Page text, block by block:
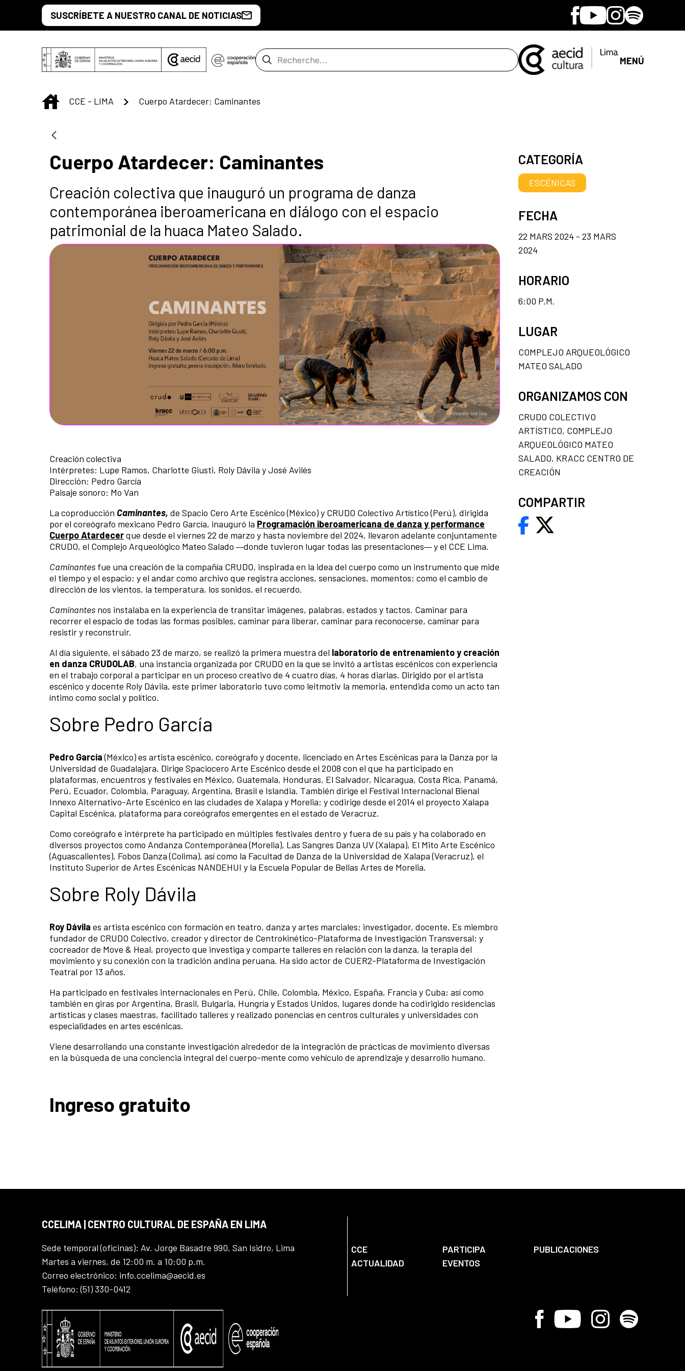
Saut au contenu principal
SUSCRÍBETE A NUESTRO CANAL DE NOTICIAS Facebook
YoutubeInstagram
Spotify
Barre de recherche MENÚ
INICIO
CCE - LIMA Cuerpo Atardecer: Caminantes
Cuerpo Atardecer: Caminantes
Creación colectiva que inauguró un programa de danza
contemporánea iberoamericana en diálogo con el espacio
patrimonial de la huaca Mateo Salado.
Creación colectiva
Intérpretes: Lupe Ramos, Charlotte Giusti, Roly Dávila y José Avilés
Dirección: Pedro García
Paisaje sonoro: Mo Van
La coproducción Caminantes, de Spacio Cero Arte Escénico (México) y CRUDO Colectivo Artístico (Perú), dirigida
por el coreógrafo mexicano Pedro García, inauguró la Programación iberoamericana de danza y performance
Cuerpo Atardecerque desde el viernes 22 de marzo y hasta noviembre del 2024, llevaron adelante conjuntamente
CRUDO, el Complejo Arqueológico Mateo Salado —donde tuvieron lugar todas las presentaciones— y el CCE Lima.
Caminantes fue una creación de la compañía CRUDO, inspirada en la idea del cuerpo como un instrumento que mide
el tiempo y el espacio; y el andar como archivo que registra acciones, sensaciones, momentos; como el cambio de
dirección de los vientos, la temperatura, los sonidos, el recuerdo.
Caminantes nos instalaba en la experiencia de transitar imágenes, palabras, estados y tactos. Caminar para
recorrer el espacio de todas las formas posibles, caminar para liberar, caminar para reconocerse, caminar para
resistir y reconstruir.
Al día siguiente, el sábado 23 de marzo, se realizó la primera muestra del laboratorio de entrenamiento y creación
en danza CRUDOLAB, una instancia organizada por CRUDO en la que se invitó a artistas escénicos con experiencia
en el trabajo corporal a participar en un proceso creativo de 4 cuatro días, 4 horas diarias. Dirigido por el artista
escénico y docente Roly Dávila, este primer laboratorio tuvo como leitmotiv la memoria, entendida como un acto tan
íntimo como social y político.
Sobre Pedro García
Pedro García(México) es artista escénico, coreógrafo y docente, licenciado en Artes Escénicas para la Danza por la
Universidad de Guadalajara. Dirige Spaciocero Arte Escénico desde el 2008 con el que ha participado en
plataformas, encuentros y festivales en México, Guatemala, Honduras, El Salvador, Nicaragua, Costa Rica, Panamá,
Perú, Ecuador, Colombia, Paraguay, Argentina, Brasil e Islandia. También dirige el Festival Internacional Bienal
Innexo Alternativo-Arte Escénico en las ciudades de Xalapa y Morelia; y codirige desde el 2014 el proyecto Xalapa
Capital Escénica, plataforma para coreógrafos emergentes en el estado de Veracruz.
Como coreógrafo e intérprete ha participado en múltiples festivales dentro y fuera de su país y ha colaborado en
diversos proyectos como Andanza Contemporánea (Morelia), Las Sangres Danza UV (Xalapa), El Mito Arte Escénico
(Aguascalientes), Fobos Danza (Colima), así como la Facultad de Danza de la Universidad de Xalapa (Veracruz), el
Instituto Superior de Artes Escénicas NANDEHUI y la Escuela Popular de Bellas Artes de Morelia.
Sobre Roly Dávila
Roy Dávila es artista escénico con formación en teatro, danza y artes marciales; investigador, docente. Es miembro
fundador de CRUDO Colectivo, creador y director de Centrokinético-Plataforma de Investigación Transversal; y
cocreador de Move & Heal, proyecto que investiga y comparte talleres en relación con la danza, la terapia del
movimiento y su conexión con la tradición andina peruana. Ha sido actor de CUER2-Plataforma de Investigación
Teatral por 13 años.
Ha participado en festivales internacionales en Perú, Chile, Colombia, México, España, Francia y Cuba; así como
también en giras por Argentina, Brasil, Bulgaria, Hungría y Estados Unidos, lugares donde ha codirigido residencias
artísticas y clases maestras, facilitado talleres y realizado ponencias en centros culturales y universidades con
especialidades en artes escénicas.
Viene desarrollando una constante investigación alrededor de la integración de prácticas de movimiento diversas
en la búsqueda de una conciencia integral del cuerpo-mente como vehículo de aprendizaje y desarrollo humano.
Ingreso gratuito
CATEGORÍA
ESCÉNICAS
FECHA
22 MARS 2024 - 23 MARS
2024
HORARIO
6:00 P.M.
LUGAR
COMPLEJO ARQUEOLÓGICO
MATEO SALADO
ORGANIZAMOS CON
CRUDO COLECTIVO
ARTÍSTICO, COMPLEJO
ARQUEOLÓGICO MATEO
SALADO, KRACC CENTRO DE
CREACIÓN
COMPARTIR
CCELIMA | CENTRO CULTURAL DE ESPAÑA EN LIMA
Sede temporal (oficinas): Av. Jorge Basadre 990, San Isidro, Lima
Martes a viernes, de 12:00 m. a 10:00 p.m.
Correo electrónico: info.ccelima@aecid.es
Teléfono: (51) 330-0412
CCE PARTICIPA
PUBLICACIONES
ACTUALIDAD
EVENTOS
Facebook
Youtube InstagramSpotify